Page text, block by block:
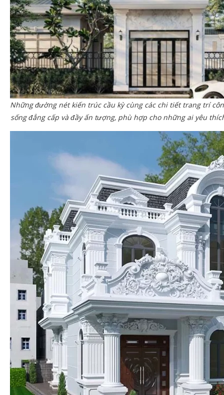
Những đường nét kiến trúc cầu kỳ cùng các chi tiết trang trí
sống đẳng cấp và đầy ấn tượng, phù hợp cho những ai yêu